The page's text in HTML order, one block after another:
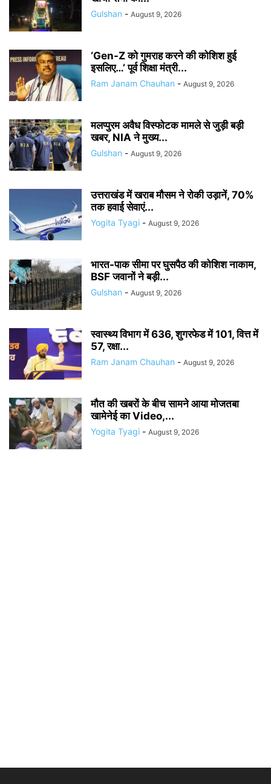
Gulshan - August 9, 2026
‘Gen-Z को गुमराह करने की कोशिश हुई
इसलिए…’ पूर्व शिक्षा मंत्री...
Ram Janam Chauhan - August 9, 2026
मलप्पुरम अवैध विस्फोटक मामले से जुड़ी बड़ी
खबर, NIA ने मुख्य...
Gulshan - August 9, 2026
उत्तराखंड में खराब मौसम ने रोकी उड़ानें, 70%
तक हवाई सेवाएं...
Yogita Tyagi - August 9, 2026
भारत-पाक सीमा पर घुसपैठ की कोशिश नाकाम,
BSF जवानों ने बड़ी...
Gulshan - August 9, 2026
स्वास्थ्य विभाग में 636, शुगरफेड में 101, वित्त में
57, रक्षा...
Ram Janam Chauhan - August 9, 2026
मौत की खबरों के बीच सामने आया मोजतबा
खामेनेई का Video,...
Yogita Tyagi - August 9, 2026